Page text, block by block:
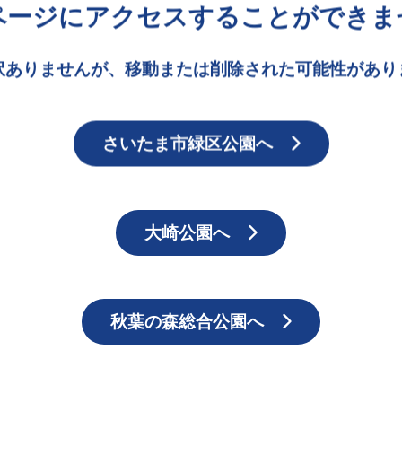
ジにアクセスすることができ
ありませんが、移動または削除された可能性があり
さいたま市緑区公園へ
大崎公園へ
秋葉の森総合公園へ